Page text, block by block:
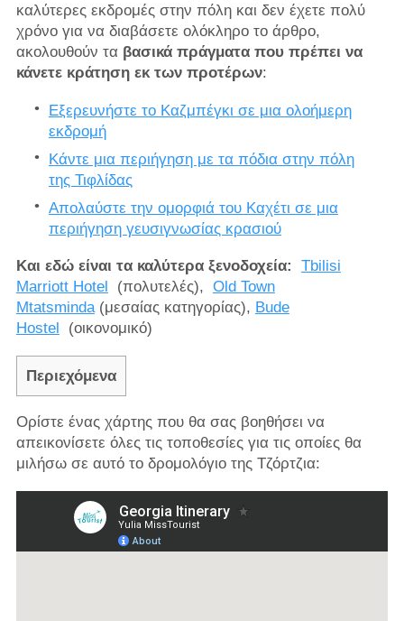
καλύτερες εκδρομές στην πόλη και δεν έχετε πολύ
χρόνο για να διαβάσετε ολόκληρο το άρθρο,
ακολουθούν τα βασικά πράγματα που πρέπει να
κάνετε κράτηση εκ των προτέρων:
Εξερευνήστε το Καζμπέγκι σε μια ολοήμερη
εκδρομή
Κάντε μια περιήγηση με τα πόδια στην πόλη
της Τιφλίδας
Απολαύστε την ομορφιά του Καχέτι σε μια
περιήγηση γευσιγνωσίας κρασιού
Και εδώ είναι τα καλύτερα ξενοδοχεία:
Tbilisi
Marriott Hotel (πολυτελές), Old Town
Mtatsminda(μεσαίας κατηγορίας), Bude
Hostel (οικονομικό)
Περιεχόμενα
Ορίστε ένας χάρτης που θα σας βοηθήσει να
απεικονίσετε όλες τις τοποθεσίες για τις οποίες θα
μιλήσω σε αυτό το δρομολόγιο της Τζόρτζια: